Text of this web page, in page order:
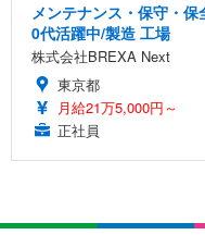
メンテナンス・保守・
0代活躍中/製造 工場
株式会社BREXA Next
東京都
月給21万5,000円～
正社員